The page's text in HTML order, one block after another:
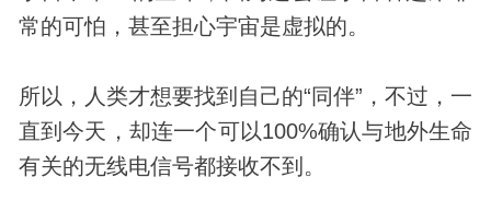
常的可怕，甚至担心宇宙是虚拟的。
所以，人类才想要找到自己的“同伴”，不过，一
直到今天，却连一个可以100%确认与地外生命
有关的无线电信号都接收不到。